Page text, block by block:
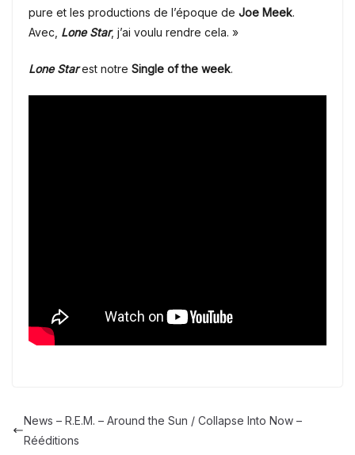
pure et les productions de l’époque de Joe Meek.
Avec, Lone Star, j’ai voulu rendre cela. »
Lone Starest notre Single of the week.
News – R.E.M. – Around the Sun / Collapse Into Now –
Rééditions